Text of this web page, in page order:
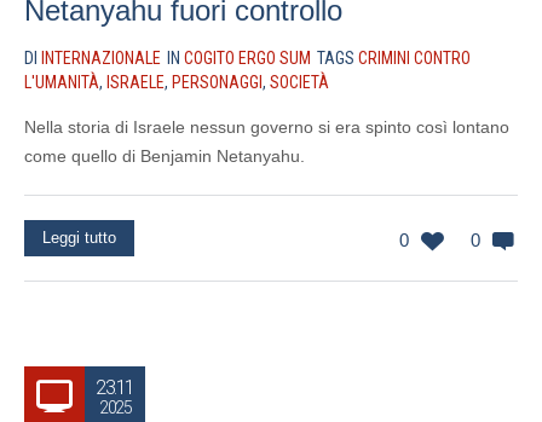
Netanyahu fuori controllo
DI INTERNAZIONALE IN COGITO ERGO SUM TAGS CRIMINI CONTRO
L'UMANITÀ, ISRAELE, PERSONAGGI , SOCIETÀ
Nella storia di Israele nessun governo si era spinto così lontano
come quello di Benjamin Netanyahu.
0 0
Leggi tutto
23.11
2025